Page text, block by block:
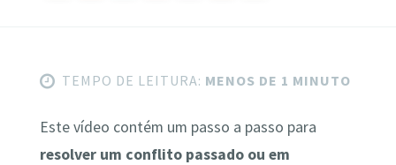
TEMPO DE LEITURA: MENOS DE 1 MINUTO
Este vídeo contém um passo a passo para
resolver um conflito passado ou em